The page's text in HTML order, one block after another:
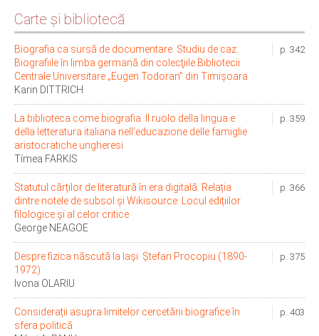
Carte și bibliotecă
p. 342
Biografia ca sursă de documentare. Studiu de caz:
Biografiile în limba germană din colecţiile Bibliotecii
Centrale Universitare „Eugen Todoran” din Timişoara
Karin DITTRICH
p. 359
La biblioteca come biografia. Il ruolo della lingua e
della letteratura italiana nell’educazione delle famiglie
aristocratiche ungheresi
Tímea FARKIS
p. 366
Statutul cărților de literatură în era digitală. Relația
dintre notele de subsol și Wikisource. Locul edițiilor
filologice și al celor critice
George NEAGOE
p. 375
Despre fizica născută la Iași: Ștefan Procopiu (1890-
1972)
Ivona OLARIU
p. 403
Considerații asupra limitelor cercetării biografice în
sfera politică